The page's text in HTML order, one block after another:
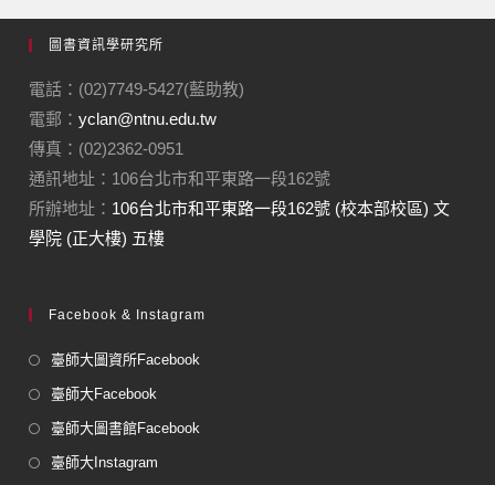
圖書資訊學研究所
電話：(02)7749-5427(藍助教)
電郵：yclan@ntnu.edu.tw
傳真：(02)2362-0951
通訊地址：106台北市和平東路一段162號
所辦地址： 106台北市和平東路一段162號 (校本部校區) 文
學院 (正大樓) 五樓
Facebook & Instagram
臺師大圖資所Facebook
臺師大Facebook
臺師大圖書館Facebook
臺師大Instagram